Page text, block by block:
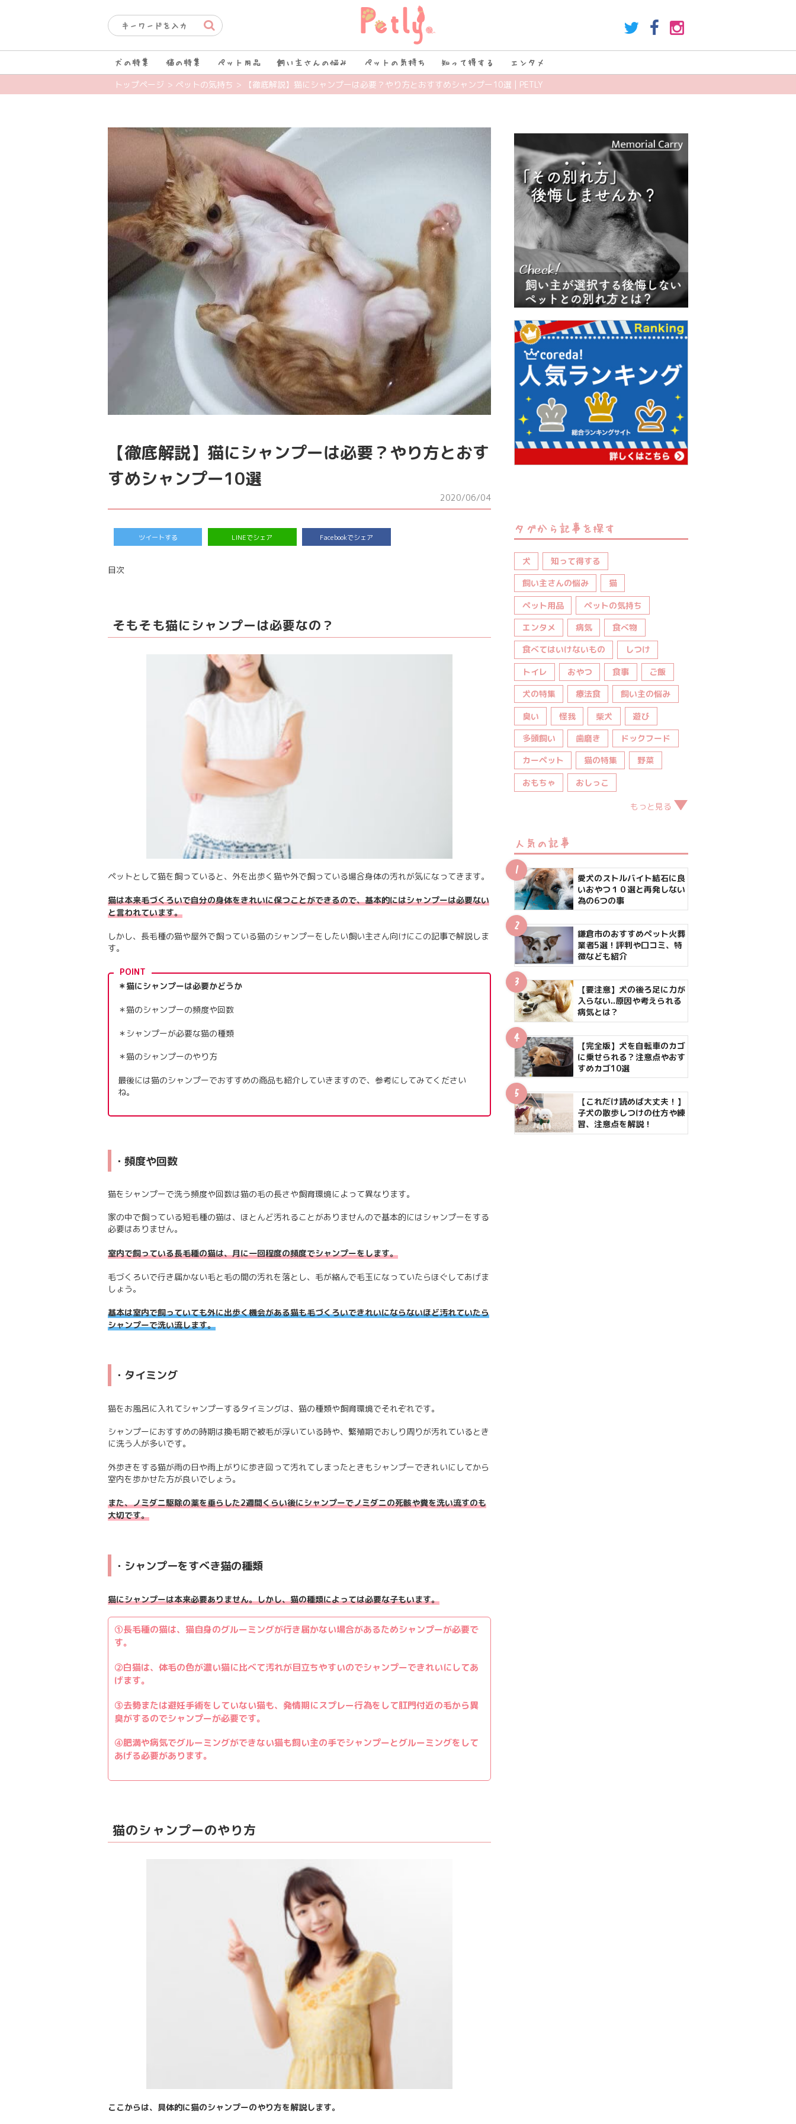
犬の特集 猫の特集 ペット用品 飼い主さんの悩み ペットの気持ち 知って得する エンタメ
トップページ > ペットの気持ち > 【徹底解説】猫にシャンプーは必要？やり方とおすすめシャンプー10選 | PETLY
【徹底解説】猫にシャンプーは必要？やり方とおす
すめシャンプー10選
2020/06/04
ツイートする LINEでシェア Facebookでシェア
目次
そもそも猫にシャンプーは必要なの？
ペットとして猫を飼っていると、外を出歩く猫や外で飼っている場合身体の汚れが気になってきます。
猫は本来毛づくろいで自分の身体をきれいに保つことができるので、基本的にはシャンプーは必要ない
と言われています。
しかし、長毛種の猫や屋外で飼っている猫のシャンプーをしたい飼い主さん向けにこの記事で解説しま
す。
POINT
＊猫にシャンプーは必要かどうか
＊猫のシャンプーの頻度や回数
＊シャンプーが必要な猫の種類
＊猫のシャンプーのやり方
最後には猫のシャンプーでおすすめの商品も紹介していきますので、参考にしてみてください
ね。
・頻度や回数
猫をシャンプーで洗う頻度や回数は猫の毛の長さや飼育環境によって異なります。
家の中で飼っている短毛種の猫は、ほとんど汚れることがありませんので基本的にはシャンプーをする
必要はありません。
室内で飼っている長毛種の猫は、月に一回程度の頻度でシャンプーをします。
毛づくろいで行き届かない毛と毛の間の汚れを落とし、毛が絡んで毛玉になっていたらほぐしてあげま
しょう。
基本は室内で飼っていても外に出歩く機会がある猫も毛づくろいできれいにならないほど汚れていたら
シャンプーで洗い流します。
・タイミング
猫をお風呂に入れてシャンプーするタイミングは、猫の種類や飼育環境でそれぞれです。
シャンプーにおすすめの時期は換毛期で被毛が浮いている時や、繁殖期でおしり周りが汚れているとき
に洗う人が多いです。
外歩きをする猫が雨の日や雨上がりに歩き回って汚れてしまったときもシャンプーできれいにしてから
室内を歩かせた方が良いでしょう。
また、ノミダニ駆除の薬を垂らした2週間くらい後にシャンプーでノミダニの死骸や糞を洗い流すのも
大切です。
・シャンプーをすべき猫の種類
猫にシャンプーは本来必要ありません。しかし、猫の種類によっては必要な子もいます。
①長毛種の猫は、猫自身のグルーミングが行き届かない場合があるためシャンプーが必要で
す。
②白猫は、体毛の色が濃い猫に比べて汚れが目立ちやすいのでシャンプーできれいにしてあ
げます。
③去勢または避妊手術をしていない猫も、発情期にスプレー行為をして肛門付近の毛から異
臭がするのでシャンプーが必要です。
④肥満や病気でグルーミングができない猫も飼い主の手でシャンプーとグルーミングをして
あげる必要があります。
猫のシャンプーのやり方
ここからは、具体的に猫のシャンプーのやり方を解説します。
タグから記事を探す
犬
知って得する
飼い主さんの悩み
猫
ペット用品
ペットの気持ち
エンタメ
病気
食べ物
食べてはいけないもの
しつけ
トイレ
おやつ 食事
ご飯
犬の特集
療法食
飼い主の悩み
臭い
怪我 柴犬
遊び
多頭飼い
歯磨き
ドックフード
カーペット
猫の特集
野菜
おもちゃ
おしっこ
もっと見る
人気の記事
愛犬のストルバイト結石に良
いおやつ１０選と再発しない
為の6つの事
鎌倉市のおすすめペット火葬
業者5選！評判や口コミ、特
徴なども紹介
【要注意】犬の後ろ足に力が
入らない..原因や考えられる
病気とは？
【完全版】犬を自転車のカゴ
に乗せられる？注意点やおす
すめカゴ10選
【これだけ読めば大丈夫！】
子犬の散歩しつけの仕方や練
習、注意点を解説！